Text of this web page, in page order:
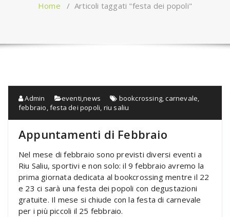
Home / Articoli taggati "festa dei popoli"
Admin eventi,news bookcrossing,carnevale,
febbraio,festa dei popoli, riu saliu
Appuntamenti di Febbraio
Nel mese di febbraio sono previsti diversi eventi a
Riu Saliu, sportivi e non solo: il 9 febbraio avremo la
prima giornata dedicata al bookcrossing mentre il 22
e 23 ci sarà una festa dei popoli con degustazioni
gratuite. Il mese si chiude con la festa di carnevale
per i più piccoli il 25 febbraio.